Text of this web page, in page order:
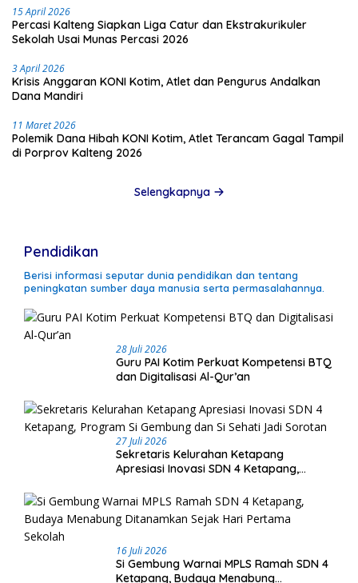
15 April 2026
Percasi Kalteng Siapkan Liga Catur dan Ekstrakurikuler
Sekolah Usai Munas Percasi 2026
3 April 2026
Krisis Anggaran KONI Kotim, Atlet dan Pengurus Andalkan
Dana Mandiri
11 Maret 2026
Polemik Dana Hibah KONI Kotim, Atlet Terancam Gagal Tampil
di Porprov Kalteng 2026
Selengkapnya
Pendidikan
Berisi informasi seputar dunia pendidikan dan tentang
peningkatan sumber daya manusia serta permasalahannya.
28 Juli 2026
Guru PAI Kotim Perkuat Kompetensi BTQ
dan Digitalisasi Al-Qur’an
27 Juli 2026
Sekretaris Kelurahan Ketapang
Apresiasi Inovasi SDN 4 Ketapang,
Sorotan
16 Juli 2026
Si Gembung Warnai MPLS Ramah SDN 4
Ketapang, Budaya Menabung